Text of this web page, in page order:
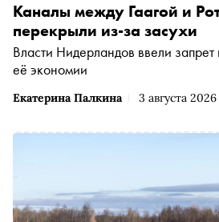
Екатерина Палкина 3 августа 2026
Каналы между Гаагой и
перекрыли из-за засухи
Власти Нидерландов ввели
её экономии